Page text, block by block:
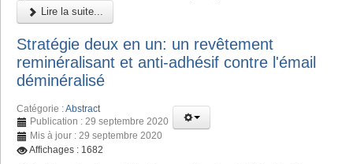
Lire la suite...
Stratégie deux en un: un revêtement
reminéralisant et anti-adhésif contre l'émail
déminéralisé
Catégorie :Abstract
Publication : 29 septembre 2020
Mis à jour : 29 septembre 2020
Affichages : 1682